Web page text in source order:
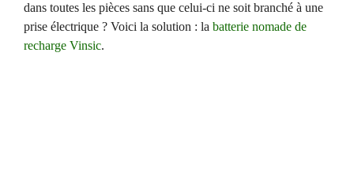
dans toutes les pièces sans que celui-ci ne soit branché à une
prise électrique ? Voici la solution : la batterie nomade de
recharge Vinsic.